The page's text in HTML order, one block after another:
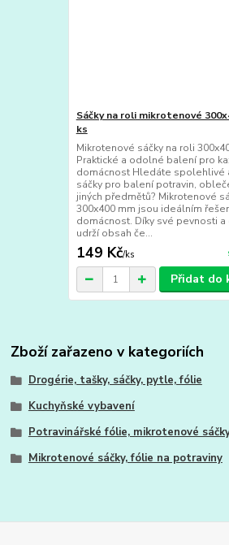
Sáčky na roli mikrotenové
ks
Mikrotenové sáčky na roli
Praktické a odolné balení pro
domácnost Hledáte spolehlivé
sáčky pro balení potravin,
jiných předmětů? Mikrotenové
300x400 mm jsou ideálním
domácnost. Díky své pevnosti
udrží obsah če...
149 Kč/ks
Přidat do
Zboží zařazeno v kategoriích
Drogérie, tašky, sáčky, pytle, fólie
Kuchyňské vybavení
Potravinářské fólie, mikrotenové
Mikrotenové sáčky, fólie na potraviny